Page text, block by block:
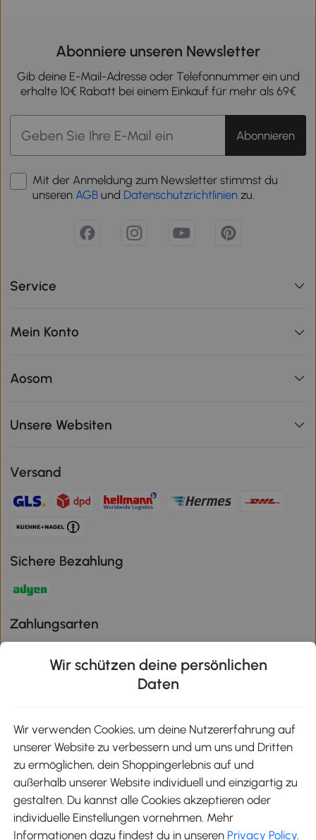
Abonniere unseren Newsletter
Gib deine E-Mail-Adresse oder Telefonnummer ein und
erhalte 10€ Rabatt bei einem Einkauf für mehr als 69€
Abonnieren
Mit der Anmeldung zum Newsletter stimmst du
unseren AGB und Datenschutzrichtlinien zu.
Service
Mein Konto
Aosom
Unsere Websiten
Versand
Sichere Bezahlung
Zahlungsarten
Aosom-App
Google Play
Wir schützen deine persönlichen
Daten
Wir verwenden Cookies, um deine Nutzererfahrung auf
unserer Website zu verbessern und um uns und Dritten
zu ermöglichen, dein Shoppingerlebnis auf und
außerhalb unserer Website individuell und einzigartig zu
gestalten. Du kannst alle Cookies akzeptieren oder
individuelle Einstellungen vornehmen. Mehr
Informationen dazu findest du in unseren Privacy Policy.